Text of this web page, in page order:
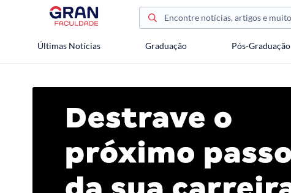
Últimas Notícias Graduação Pós-Graduação